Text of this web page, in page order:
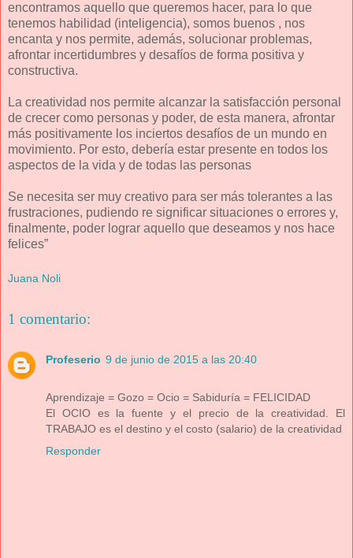
encontramos aquello que queremos hacer, para lo que
tenemos habilidad (inteligencia), somos buenos , nos
encanta y nos permite, además, solucionar problemas,
afrontar incertidumbres y desafíos de forma positiva y
constructiva.
La creatividad nos permite alcanzar la satisfacción personal
de crecer como personas y poder, de esta manera, afrontar
más positivamente los inciertos desafíos de un mundo en
movimiento. Por esto, debería estar presente en todos los
aspectos de la vida y de todas las personas
Se necesita ser muy creativo para ser más tolerantes a las
frustraciones, pudiendo re significar situaciones o errores y,
finalmente, poder lograr aquello que deseamos y nos hace
felices”
Juana Noli
1 comentario:
Profeserio 9 de junio de 2015 a las 20:40
Aprendizaje = Gozo = Ocio = Sabiduría = FELICIDAD
El OCIO es la fuente y el precio de la creatividad. El
TRABAJO es el destino y el costo (salario) de la creatividad
Responder